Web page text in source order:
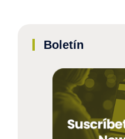
Boletín